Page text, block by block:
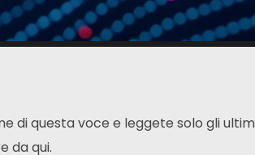
di questa voce e leggete solo gli
da qui.